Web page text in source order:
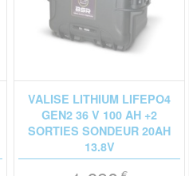
VALISE LITHIUM LIFEPO4
GEN2 36 V 100 AH +2
SORTIES SONDEUR 20AH
13.8V